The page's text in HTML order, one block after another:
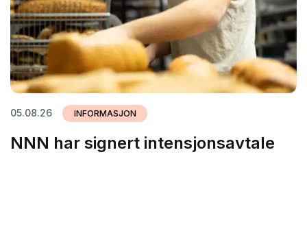
05.08.26 INFORMASJON
NNN har signert intensjonsavtale